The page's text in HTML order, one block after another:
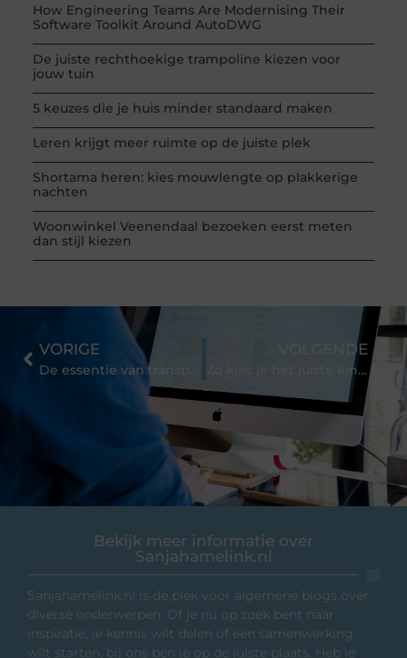
How Engineering Teams Are Modernising Their
Software Toolkit Around AutoDWG
De juiste rechthoekige trampoline kiezen voor
jouw tuin
5 keuzes die je huis minder standaard maken
Leren krijgt meer ruimte op de juiste plek
Shortama heren: kies mouwlengte op plakkerige
nachten
Woonwinkel Veenendaal bezoeken eerst meten
dan stijl kiezen
Bekijk meer informatie over
Sanjahamelink.nl
Sanjahamelink.nl is dé plek voor algemene blogs over
diverse onderwerpen. Of je nu op zoek bent naar
inspiratie, je kennis wilt delen of een samenwerking
wilt starten, bij ons ben je op de juiste plaats. Heb je
VORIGE
De essentie van transport in Finland: wat je moet weten
VOLGENDE
Zo kies je het juiste kinderbed voor elke slaapkamer